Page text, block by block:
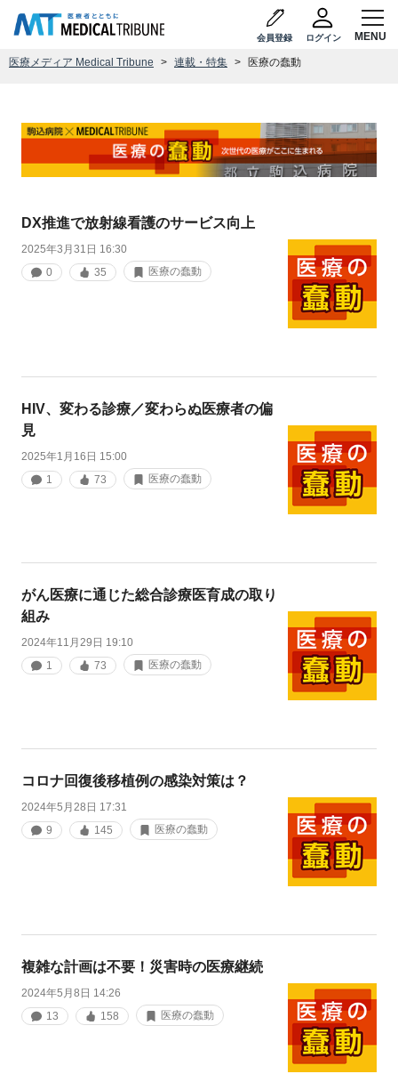
会員登録 ログイン
医療メディア Medical Tribune 連載・特集 医療の蠢動
DX推進で放射線看護のサービス向上
2025年3月31日 16:30
0
35 医療の蠢動
HIV、変わる診療／変わらぬ医療者の偏
見
2025年1月16日 15:00
1
73 医療の蠢動
がん医療に通じた総合診療医育成の取り
組み
2024年11月29日 19:10
1
73 医療の蠢動
コロナ回復後移植例の感染対策は？
2024年5月28日 17:31
9
145 医療の蠢動
複雑な計画は不要！災害時の医療継続
2024年5月8日 14:26
13
158 医療の蠢動